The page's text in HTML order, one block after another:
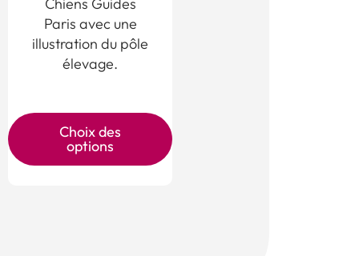
Chiens Guides
Paris avec une
illustration du pôle
élevage.
Choix des
options
a